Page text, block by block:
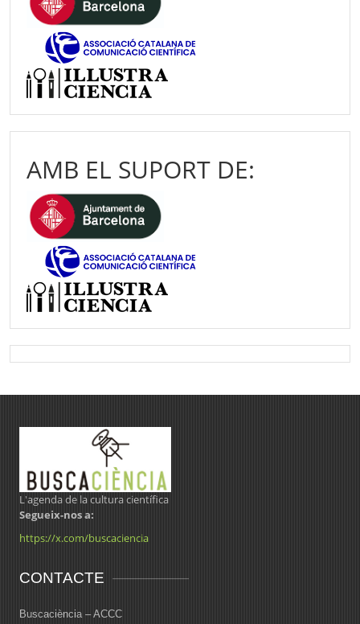
AMB EL SUPORT DE:
L'agenda de la cultura científica
Segueix-nos a:
https://x.com/buscaciencia
CONTACTE
Buscaciència – ACCC